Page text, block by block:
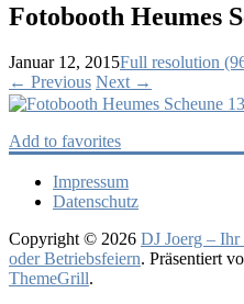
Fotobooth Heumes
Januar 12, 2015Full resolution
← Previous Next →
Add to favorites
Impressum
Datenschutz
Copyright © 2026 DJ Joerg –
oder Betriebsfeiern. Präsentiert
ThemeGrill.